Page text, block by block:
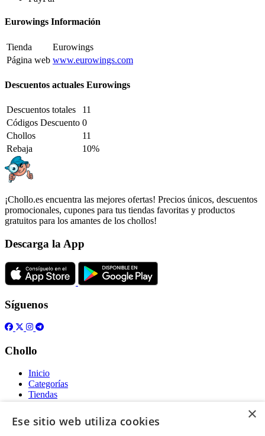
Eurowings Información
Tienda
Eurowings
Página web www.eurowings.com
Descuentos actuales Eurowings
Descuentos totales
11
Códigos Descuento 0
Chollos
11
Rebaja
10%
¡Chollo.es encuentra las mejores ofertas! Precios únicos, descuentos
promocionales, cupones para tus tiendas favoritas y productos
gratuitos para los amantes de los chollos!
Descarga la App
Síguenos
Chollo
Inicio
Categorías
Tiendas
Acerca de
×
Ese sitio web utiliza cookies